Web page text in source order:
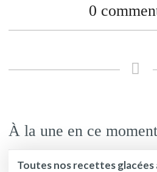
0
À la une en ce moment
Toutes nos recettes glacées